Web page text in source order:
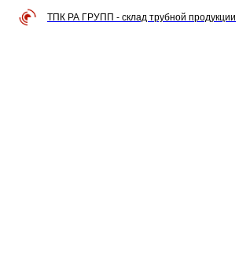
ТПК РА ГРУПП - склад трубной продукции